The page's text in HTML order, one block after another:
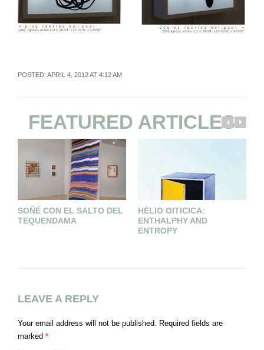
POSTED: APRIL 4, 2012 AT 4:12 AM
FEATURED ARTICLES
SOÑÉ CON EL SALTO DEL
TEQUENDAMA
HÉLIO OITICICA:
ENTHALPHY AND
ENTROPY
LEAVE A REPLY
Your email address will not be published. Required fields are
marked *